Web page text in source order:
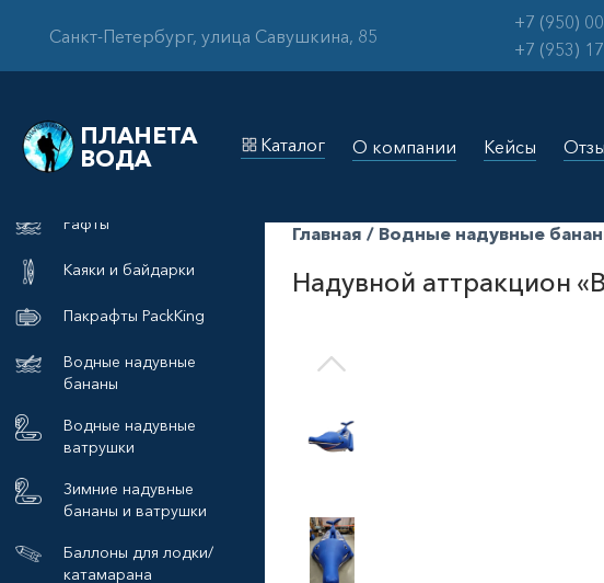
Санкт-Петербург, улица Савушкина, 85
+7 (950)
+7 (953)
ПЛАНЕТА
ВОДА
Каталог О компании Кейсы
Рафты
Каяки и байдарки
Пакрафты PackKing
Водные надувные
бананы
Водные надувные
ватрушки
Зимние надувные
бананы и ватрушки
Баллоны для лодки/
катамарана
Главная / Водные надувные
Надувной аттракцион